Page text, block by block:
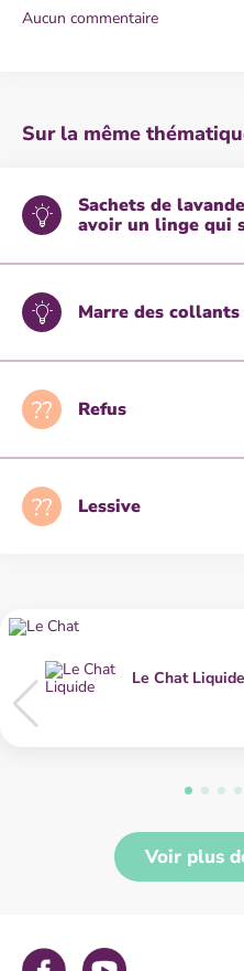
Aucun commentaire
Sur la même
Lessive
Refus
Marre des
Sachets de
avoir un linge qui
Le Chat Liquide
Voir plus